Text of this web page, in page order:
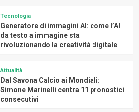
Tecnologia
Generatore di immagini AI: come l’AI
da testo a immagine sta
rivoluzionando la creatività digitale
Attualità
Dal Savona Calcio ai Mondiali:
Simone Marinelli centra 11 pronostici
consecutivi